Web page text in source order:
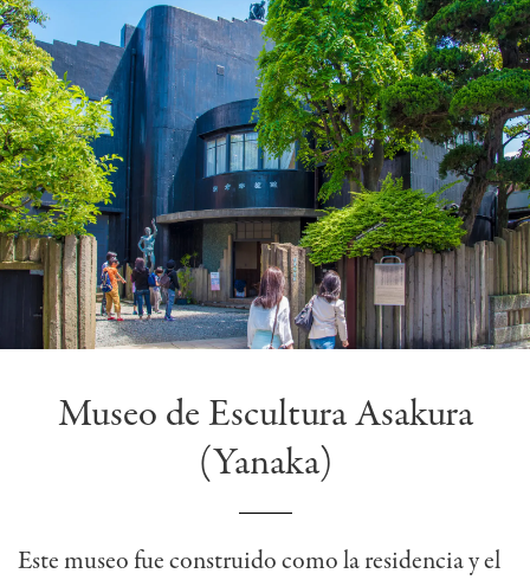
Museo de Escultura Asakura
(Yanaka)
Este museo fue construido como la residencia y el